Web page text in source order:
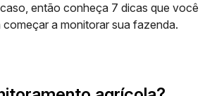
então conheça 7 dicas que você
começar a monitorar sua fazenda.